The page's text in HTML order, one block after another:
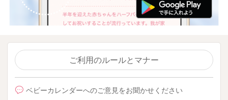
ご利用のルールとマナー
ベビーカレンダーへのご意見をお聞かせください